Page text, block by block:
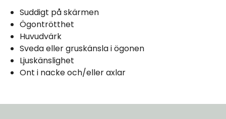
Suddigt på skärmen
Ögontrötthet
Huvudvärk
Sveda eller gruskänsla i ögonen
Ljuskänslighet
Ont i nacke och/eller axlar